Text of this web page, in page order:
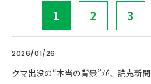
1 2 3
2026/01/26
クマ出没の“本当の背景”が、読売新